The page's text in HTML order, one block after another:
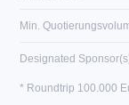
Min.
Designated
* Roundtrip 100.000